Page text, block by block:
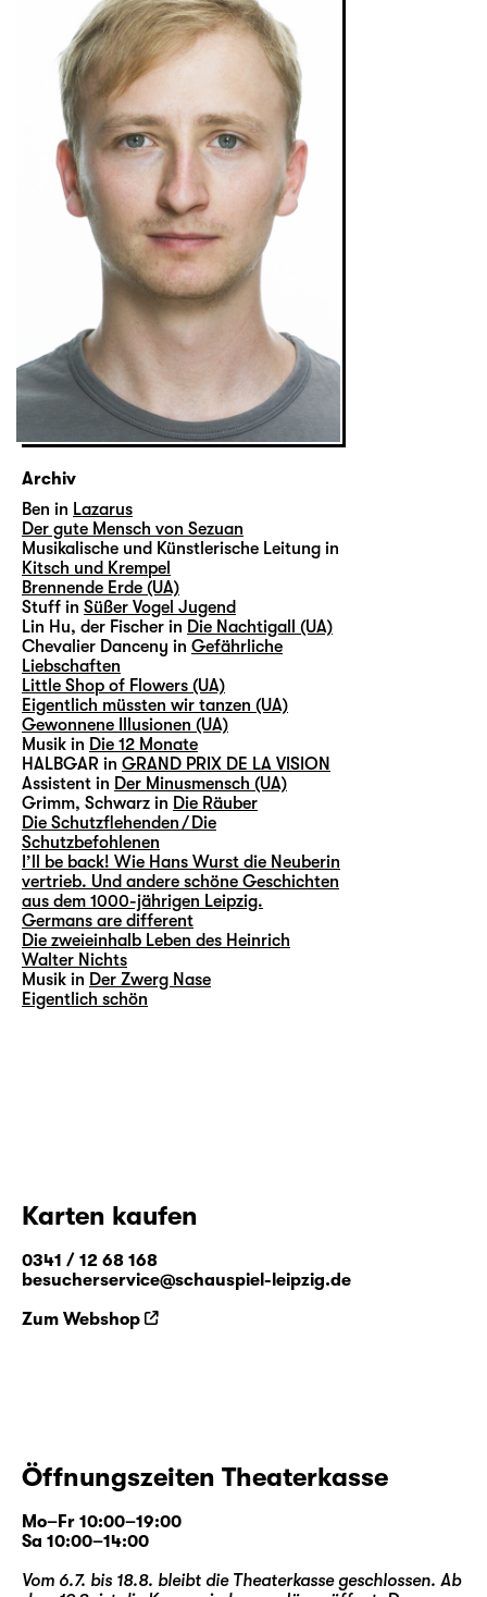
Archiv
Ben in Lazarus
Der gute Mensch von Sezuan
Musikalische und Künstlerische Leitung in
Kitsch und Krempel
Brennende Erde (UA)
Stuff in Süßer Vogel Jugend
Lin Hu, der Fischer in Die Nachtigall (UA)
Chevalier Danceny in Gefährliche
Liebschaften
Little Shop of Flowers (UA)
Eigentlich müssten wir tanzen (UA)
Gewonnene Illusionen (UA)
Musik in Die 12 Monate
HALBGAR in GRAND PRIX DE LA VISION
Assistent in Der Minusmensch (UA)
Grimm, Schwarz in Die Räuber
Die Schutzflehenden / Die
Schutzbefohlenen
I’ll be back! Wie Hans Wurst die Neuberin
vertrieb. Und andere schöne Geschichten
aus dem 1000-jährigen Leipzig.
Germans are different
Die zweieinhalb Leben des Heinrich
Walter Nichts
Musik in Der Zwerg Nase
Eigentlich schön
Karten kaufen
0341 / 12 68 168
besucherservice@schauspiel-leipzig.de
Zum Webshop
Öffnungszeiten Theaterkasse
Mo–Fr 10:00–19:00
Sa 10:00–14:00
Vom 6.7. bis 18.8. bleibt die Theaterkasse geschlossen. Ab